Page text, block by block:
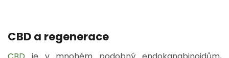
CBD a regenerace